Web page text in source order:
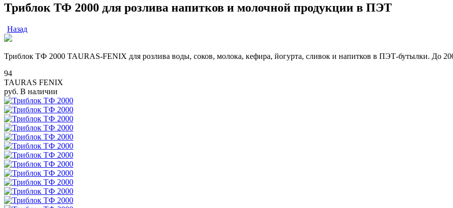
Триблок ТФ 2000 для розлива напитков и молочной продукции в ПЭТ
Назад
Триблок ТФ 2000 TAURAS-FENIX для розлива воды, соков, молока, кефира, йогурта, сливок и напитков в ПЭТ-бутылки. До
94
TAURAS FENIX
руб. В наличии